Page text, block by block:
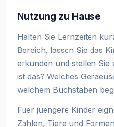
Nutzung zu Hause
Halten Sie Lernzeiten
Bereich, lassen Sie das
erkunden und stellen Sie
ist das? Welches
welchem Buchstaben
Fuer juengere Kinder
Zahlen, Tiere und